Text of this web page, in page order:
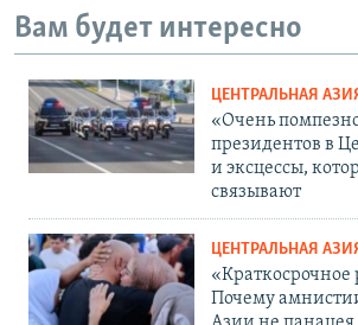
Вам будет интересно
ЦЕНТРАЛЬНАЯ
«Очень
президентов в
и эксцессы,
связывают
ЦЕНТРАЛЬНАЯ
Почему